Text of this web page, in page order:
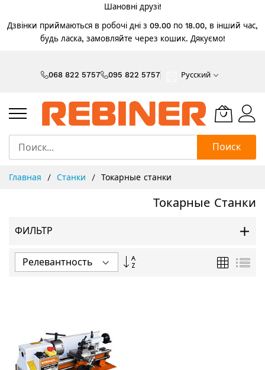
Шановні друзі!
Дзвінки приймаються в робочі дні з 09.00 по 18.00, в інший час,
будь ласка, замовляйте через кошик. Дякуємо!
068 822 5757 095 822 5757 Русский
Поиск
Главная Станки Токарные станки
Токарные Станки
ФИЛЬТР
Задать
Сетка